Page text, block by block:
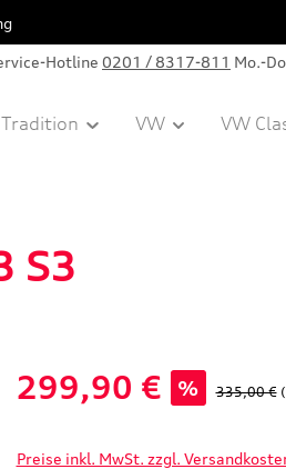
Hotline 0201 / 8317-811 Mo.-
VW VW
S3
Verkaufspreis:
299,90 € % Regulärer
335,00 €
Preise inkl. MwSt. zzgl.